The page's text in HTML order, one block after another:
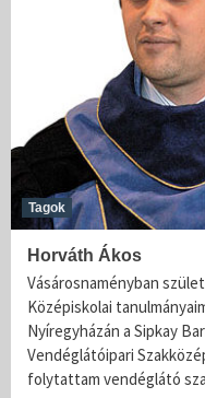
Tagok
Horváth Ákos
Vásárosnaményban
Középiskolai
Nyíregyházán a Sipkay
Vendéglátóipari
folytattam vendéglátó